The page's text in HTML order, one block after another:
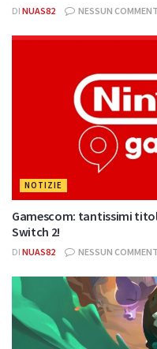
DI NUAS82 NESSUN
NOTIZIE
Gamescom: tantissimi
Switch 2!
DI NUAS82 NESSUN